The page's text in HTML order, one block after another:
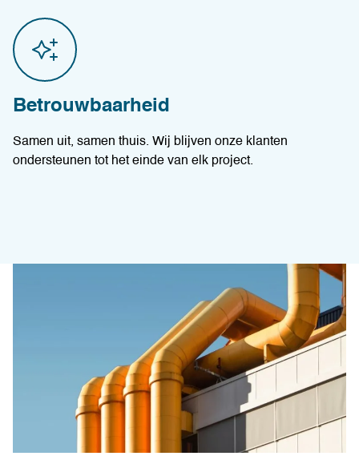
Betrouwbaarheid
Samen uit, samen thuis. Wij blijven onze klanten
ondersteunen tot het einde van elk project.